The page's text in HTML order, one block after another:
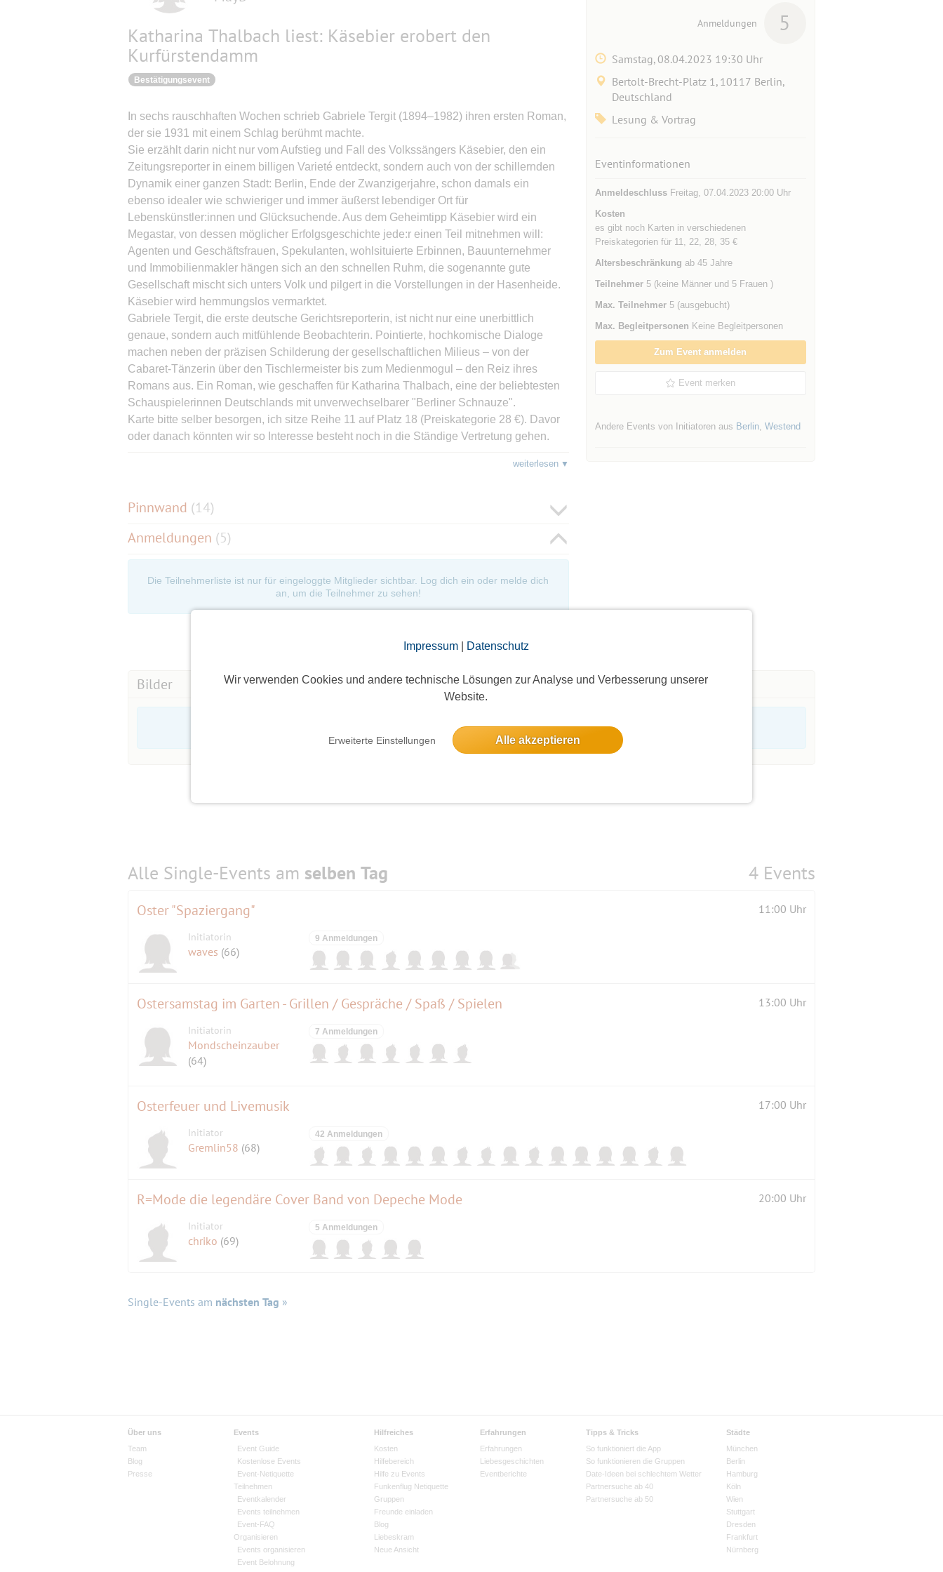
Impressum| Datenschutz
Wir verwenden Cookies und andere technische Lösungen zur Analyse und Verbesserung unserer
Website.
Erweiterte Einstellungen Alle akzeptieren
Katharina Thalbach liest: Käsebier erobert den
Kurfürstendamm
Bestätigungsevent
In sechs rauschhaften Wochen schrieb Gabriele Tergit (1894–1982) ihren ersten Roman,
der sie 1931 mit einem Schlag berühmt machte.
Sie erzählt darin nicht nur vom Aufstieg und Fall des Volkssängers Käsebier, den ein
Zeitungsreporter in einem billigen Varieté entdeckt, sondern auch von der schillernden
Dynamik einer ganzen Stadt: Berlin, Ende der Zwanzigerjahre, schon damals ein
ebenso idealer wie schwieriger und immer äußerst lebendiger Ort für
Lebenskünstler:innen und Glücksuchende. Aus dem Geheimtipp Käsebier wird ein
Megastar, von dessen möglicher Erfolgsgeschichte jede:r einen Teil mitnehmen will:
Agenten und Geschäftsfrauen, Spekulanten, wohlsituierte Erbinnen, Bauunternehmer
und Immobilienmakler hängen sich an den schnellen Ruhm, die sogenannte gute
Gesellschaft mischt sich unters Volk und pilgert in die Vorstellungen in der Hasenheide.
Käsebier wird hemmungslos vermarktet.
Gabriele Tergit, die erste deutsche Gerichtsreporterin, ist nicht nur eine unerbittlich
genaue, sondern auch mitfühlende Beobachterin. Pointierte, hochkomische Dialoge
machen neben der präzisen Schilderung der gesellschaftlichen Milieus – von der
Cabaret-Tänzerin über den Tischlermeister bis zum Medienmogul – den Reiz ihres
Romans aus. Ein Roman, wie geschaffen für Katharina Thalbach, eine der beliebtesten
Schauspielerinnen Deutschlands mit unverwechselbarer "Berliner Schnauze".
Karte bitte selber besorgen, ich sitze Reihe 11 auf Platz 18 (Preiskategorie 28 €). Davor
oder danach könnten wir so Interesse besteht noch in die Ständige Vertretung gehen.
weiterlesen
Pinnwand (14)
Anmeldungen (5)
Die Teilnehmerliste ist nur für eingeloggte Mitglieder sichtbar. Log dich ein oder melde dich
an, um die Teilnehmer zu sehen!
Anmeldungen 5
Samstag, 08.04.2023 19:30 Uhr
Bertolt-Brecht-Platz 1, 10117 Berlin,
Deutschland
Lesung & Vortrag
Eventinformationen
AnmeldeschlussFreitag, 07.04.2023 20:00 Uhr
Kosten
es gibt noch Karten in verschiedenen
Preiskategorien für 11, 22, 28, 35 €
Altersbeschränkung ab 45 Jahre
Teilnehmer5 (keine Männer und 5 Frauen )
Max. Teilnehmer5 (ausgebucht)
Max. Begleitpersonen Keine Begleitpersonen
Zum Event anmelden
Event merken
Andere Events von Initiatoren aus Berlin, Westend
Bilder
Die Bildergalerien sind nur für eingeloggte Mitglieder sichtbar.
Alle Single-Events am selben Tag 4 Events
Oster "Spaziergang" 11:00 Uhr
Initiatorin
waves (66)
9 Anmeldungen
Ostersamstag im Garten - Grillen / Gespräche / Spaß / Spielen 13:00 Uhr
Initiatorin
Mondscheinzauber
(64)
7 Anmeldungen
Osterfeuer und Livemusik 17:00 Uhr
Initiator
Gremlin58 (68)
42 Anmeldungen
R=Mode die legendäre Cover Band von Depeche Mode 20:00 Uhr
Initiator
chriko (69)
5 Anmeldungen
Single-Events am nächsten Tag »
Über uns
Team
Blog
Presse
Events
Event Guide
Kostenlose Events
Event-Netiquette
Teilnehmen
Eventkalender
Events teilnehmen
Event-FAQ
Organisieren
Events organisieren
Event Belohnung
Hilfreiches
Kosten
Hilfebereich
Hilfe zu Events
Funkenflug Netiquette
Gruppen
Freunde einladen
Blog
Liebeskram
Neue Ansicht
Erfahrungen
Erfahrungen
Liebesgeschichten
Eventberichte
Tipps & Tricks
So funktioniert die App
So funktionieren die Gruppen
Date-Ideen bei schlechtem Wetter
Partnersuche ab 40
Partnersuche ab 50
Städte
München
Berlin
Hamburg
Köln
Wien
Stuttgart
Dresden
Frankfurt
Nürnberg